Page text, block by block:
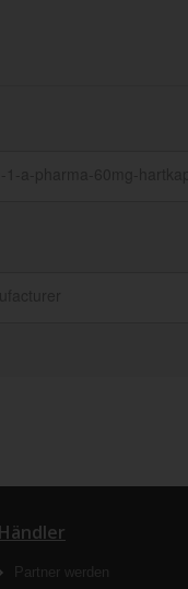
Händler
Partner werden